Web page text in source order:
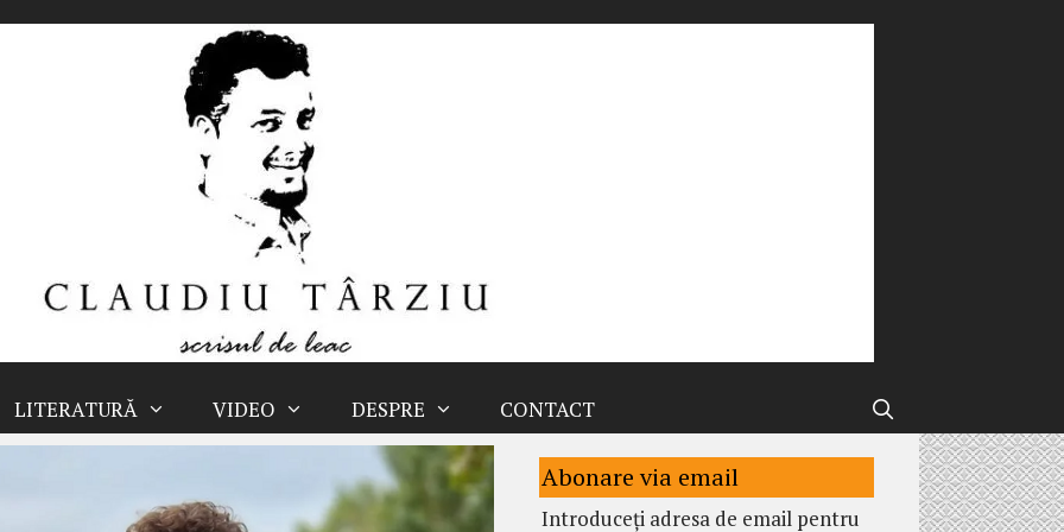
LITERATURĂ VIDEO DESPRE CONTACT
Abonare via email
Introduceți adresa de email pentru